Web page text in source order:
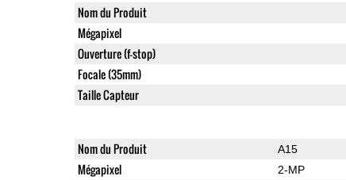
Nom du Produit
Mégapixel
Ouverture (f-stop)
Focale (35mm)
Taille Capteur
Nom du Produit A15
Mégapixel 2-MP